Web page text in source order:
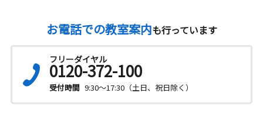
お電話での教室案内も行っています
フリーダイヤル
0120-372-100
受付時間 9:30～17:30（土日、祝日除く）